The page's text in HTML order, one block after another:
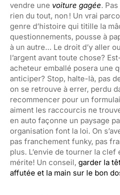
vendre une voiture gagée.
rien du tout, non ! Un vrai
genre d’histoire qui titille la
questionnements, pousse à
à un autre… Le droit d’y aller
l’argent avant toute chose?
acheteur emballé posera une
anticiper? Stop, halte-là, pas
on se retrouve à errer, perdu
recommencer pour un
aiment les raccourcis ne
en auto façonne un paysage
organisation font la loi. On
pas franchement funky, pas
plus. L’envie de tourner la clef
mérite! Un conseil, garder la
affutée et la main sur le bon